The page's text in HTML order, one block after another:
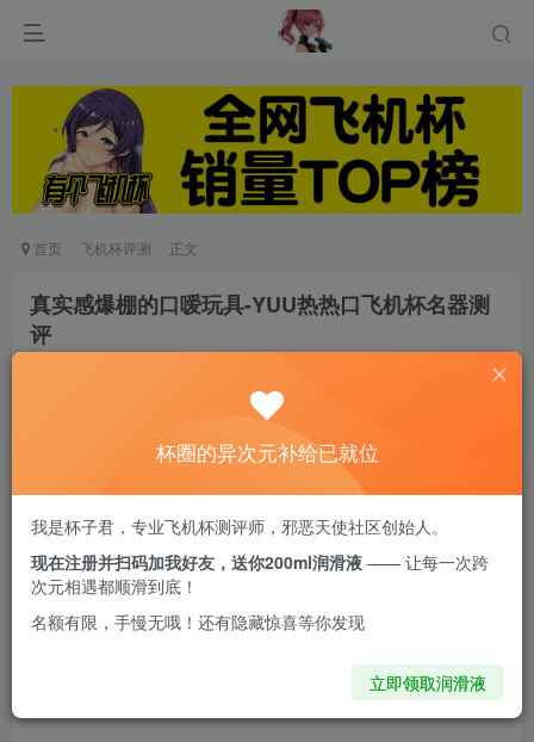
首页 飞机杯评测 正文
真实感爆棚的口嗳玩具-YUU热热口飞机杯名器测
评
作为一款口爱的名器，热热口抛弃了以往单纯依靠
加热棒加热的方式，转而内置加热片加热，在体感
上可以一直提供长久而舒适的温度，对于我来讲是
一种新奇的体验（是我见识少了嘛），更加具有真
杯圈的异次元补给已就位
我是杯子君，专业飞机杯测评师，邪恶天使社区创始人。
现在注册并扫码加我好友，送你200ml润滑液 —— 让每一次跨
次元相遇都顺滑到底！
名额有限，手慢无哦！还有隐藏惊喜等你发现
立即领取润滑液